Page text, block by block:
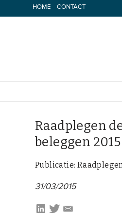
naar
HOME CONTACT
Raadplegen
beleggen 2015
Publicatie:
31/03/2015